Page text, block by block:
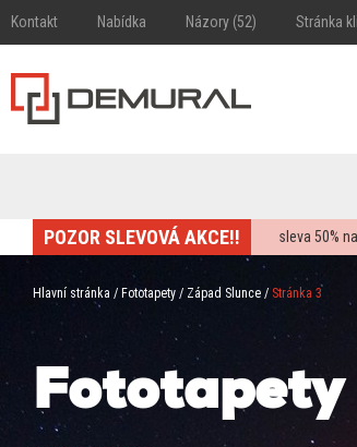
Kontakt Nabídka Názory (52) Stránka
POZOR SLEVOVÁ AKCE!! sleva50%
Hlavní stránka / Fototapety / Západ Slunce / Stránka 3
Fototapety